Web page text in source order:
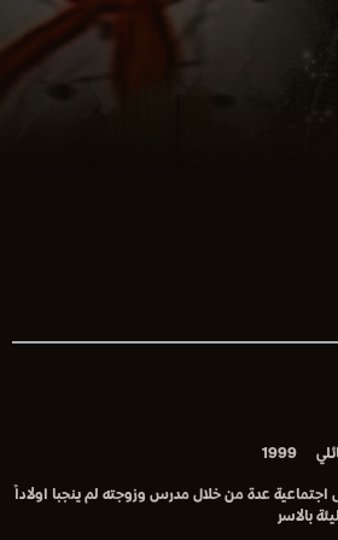
1999
عدة من خلال مدرس وزوجته لم ينجبا اولاداً
بالاسر